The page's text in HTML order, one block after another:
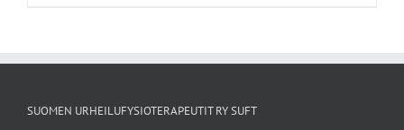
SUOMEN URHEILUFYSIOTERAPEUTIT RY SUFT